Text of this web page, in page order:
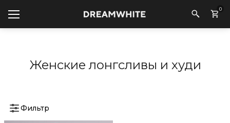
0
Женские лонгсливы и худи
Фильтр